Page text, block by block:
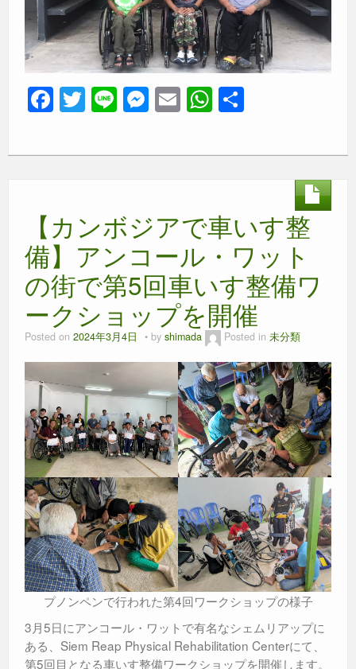
F
a
c
o
o
k
T
wi
tt
Li
n
e
M
e
ss
g
er
E
m
ail
W
h
at
p
p
【カンボジアで車いす整
備】アンコール・ワット
の街で第5回車いす整備ワ
ークショップを開催
Posted on 2024年3月4日 by shimada Posted in 未分類
プノンペンで行われた第4回ワークショップの様子
3月5日にアンコール・ワットで有名なシェムリアップに
ある、Siem Reap Physical Rehabilitation Centerにて、
第5回目となる車いす整備ワークショップを開催します。